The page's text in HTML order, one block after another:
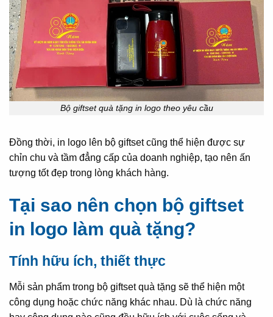
Bộ giftset quà tặng in logo theo yêu cầu
Đồng thời, in logo lên bộ giftset cũng thể hiện được sự
chỉn chu và tầm đẳng cấp của doanh nghiệp, tạo nên ấn
tượng tốt đẹp trong lòng khách hàng.
Tại sao nên chọn bộ giftset
in logo làm quà tặng?
Tính hữu ích, thiết thực
Mỗi sản phẩm trong bộ giftset quà tặng sẽ thể hiện một
công dụng hoặc chức năng khác nhau. Dù là chức năng